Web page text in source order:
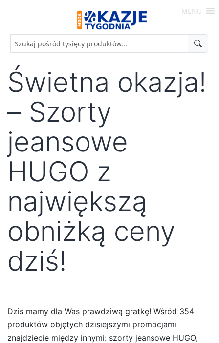
Moda
-
Okazje
MENU
Świetna okazja!
– Szorty
jeansowe
HUGO z
największą
obniżką ceny
dziś!
Dziś mamy dla Was prawdziwą gratkę! Wśród 354
produktów objętych dzisiejszymi promocjami
znajdziecie między innymi: szorty jeansowe HUGO,